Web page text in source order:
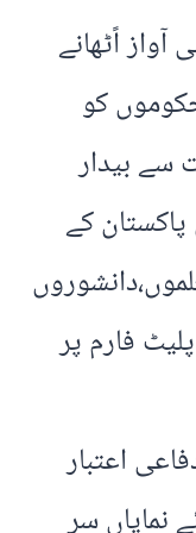
اًٹھانے
کو
بیدار
پاکستان کے
فارم پر
اعتبار
نمایاں سر